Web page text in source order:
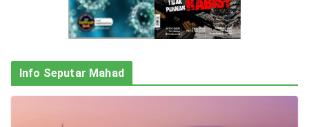
Info Seputar Mahad